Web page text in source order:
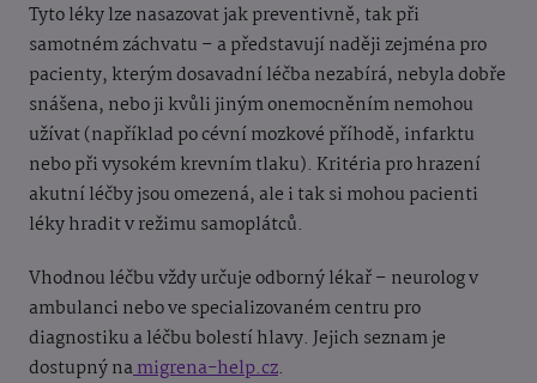
Tyto léky lze nasazovat jak preventivně, tak při
samotném záchvatu – a představují naději zejména pro
pacienty, kterým dosavadní léčba nezabírá, nebyla dobře
snášena, nebo ji kvůli jiným onemocněním nemohou
užívat (například po cévní mozkové příhodě, infarktu
nebo při vysokém krevním tlaku). Kritéria pro hrazení
akutní léčby jsou omezená, ale i tak si mohou pacienti
léky hradit v režimu samoplátců.
Vhodnou léčbu vždy určuje odborný lékař – neurolog v
ambulanci nebo ve specializovaném centru pro
diagnostiku a léčbu bolestí hlavy. Jejich seznam je
dostupný namigrena-help.cz.